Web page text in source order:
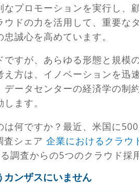
プロモーションを実行し、
ドの力を活用して、重要な
誠心を高めています。
すが、あらゆる形態と規模
方は、イノベーションを迅
ータセンターの経済学の制
ます。
何ですか？最近、米国に
査シェア 企業におけるクラウ
調査からの5つのクラウド採
カンザスにいません